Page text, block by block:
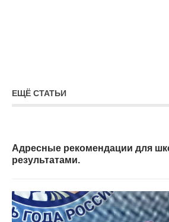
ЕЩЁ СТАТЬИ
Адресные рекомендации для
результатами.